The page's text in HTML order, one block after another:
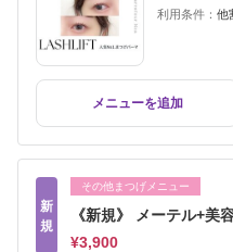
利用条件： 他
メニューを追加
新
規
その他まつげメニュー
《新規》 メーテル+美
¥3,900